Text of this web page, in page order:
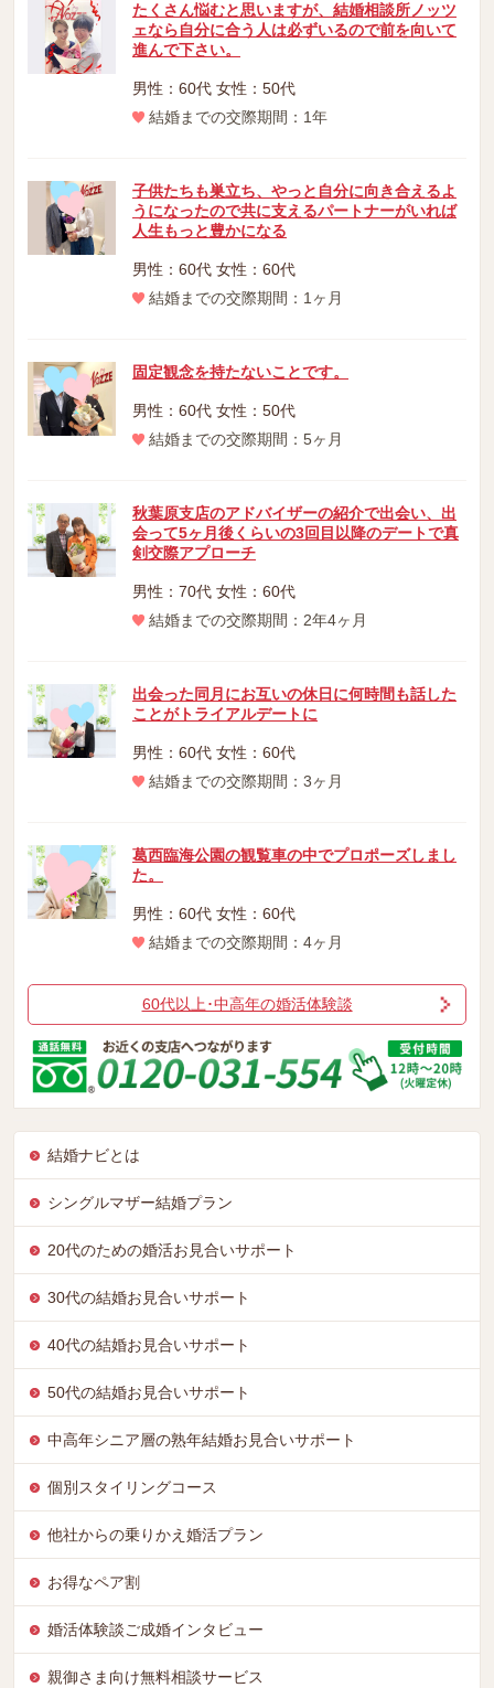
たくさん悩むと思いますが、結婚相談所ノッツ
ェなら自分に合う人は必ずいるので前を向いて
進んで下さい。
男性：60代 女性：50代
結婚までの交際期間：1年
子供たちも巣立ち、やっと自分に向き合えるよ
うになったので共に支えるパートナーがいれば
人生もっと豊かになる
男性：60代 女性：60代
結婚までの交際期間：1ヶ月
固定観念を持たないことです。
男性：60代 女性：50代
結婚までの交際期間：5ヶ月
秋葉原支店のアドバイザーの紹介で出会い、出
会って5ヶ月後くらいの3回目以降のデートで真
剣交際アプローチ
男性：70代 女性：60代
結婚までの交際期間：2年4ヶ月
出会った同月にお互いの休日に何時間も話した
ことがトライアルデートに
男性：60代 女性：60代
結婚までの交際期間：3ヶ月
葛西臨海公園の観覧車の中でプロポーズしまし
た。
男性：60代 女性：60代
結婚までの交際期間：4ヶ月
60代以上･中高年の婚活体験談
結婚ナビとは
シングルマザー結婚プラン
20代のための婚活お見合いサポート
30代の結婚お見合いサポート
40代の結婚お見合いサポート
50代の結婚お見合いサポート
中高年シニア層の熟年結婚お見合いサポート
個別スタイリングコース
他社からの乗りかえ婚活プラン
お得なペア割
婚活体験談ご成婚インタビュー
親御さま向け無料相談サービス